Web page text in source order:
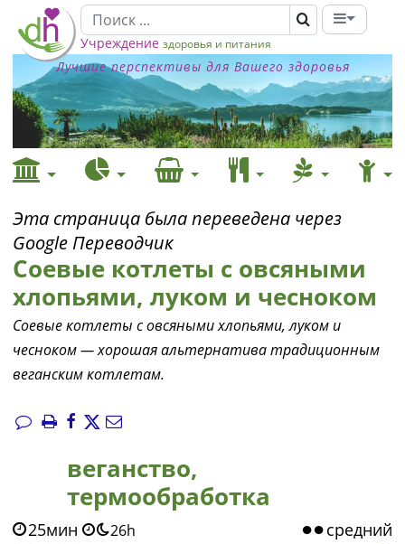
Учреждение здоровья и питания
Лучшие перспективы для Вашего здоровья
Эта страница была переведена через
Google Переводчик
Соевые котлеты с овсяными
хлопьями, луком и чесноком
Соевые котлеты с овсяными хлопьями, луком и
чесноком — хорошая альтернатива традиционным
веганским котлетам.
веганство,
термообработка
25мин 26h средний